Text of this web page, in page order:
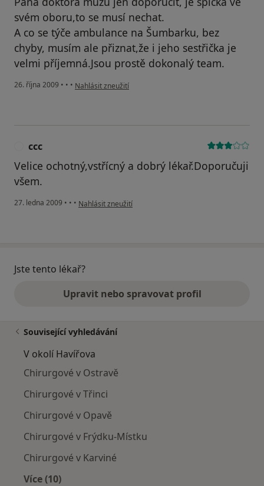
svém oboru,to se musí nechat.
A co se týče ambulance na Šumbarku, bez
chyby, musím ale přiznat,že i jeho sestřička je
velmi příjemná.Jsou prostě dokonalý team.
26. října 2009 • • • podle názoru uživatele pacientka
Nahlásit zneužití
ccc
Velice ochotný,vstřícný a dobrý lékař.Doporučuji
všem.
27. ledna 2009 • • • podle názoru uživatele ccc
Nahlásit zneužití
Jste tento lékař?
Upravit nebo spravovat profil
Související vyhledávání
V okolí Havířova
Chirurgové v Ostravě
Chirurgové v Třinci
Chirurgové v Opavě
Chirurgové v Frýdku-Místku
Chirurgové v Karviné
Více (10)